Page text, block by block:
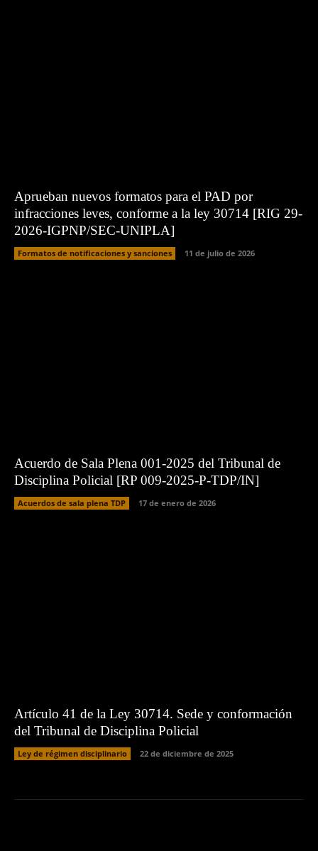
Aprueban nuevos formatos para el PAD por
infracciones leves, conforme a la ley 30714 [RIG 29-
2026-IGPNP/SEC-UNIPLA]
Formatos de notificaciones y sanciones 11 de julio de 2026
Acuerdo de Sala Plena 001-2025 del Tribunal de
Disciplina Policial [RP 009-2025-P-TDP/IN]
Acuerdos de sala plena TDP 17 de enero de 2026
Artículo 41 de la Ley 30714. Sede y conformación
del Tribunal de Disciplina Policial
Ley de régimen disciplinario 22 de diciembre de 2025